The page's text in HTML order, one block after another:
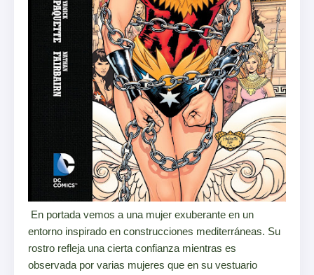
En portada vemos a una mujer exuberante en un
entorno inspirado en construcciones mediterráneas. Su
rostro refleja una cierta confianza mientras es
observada por varias mujeres que en su vestuario